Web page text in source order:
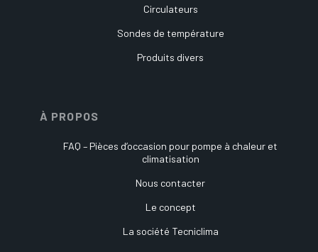
Circulateurs
Sondes de température
Produits divers
À PROPOS
FAQ – Pièces d’occasion pour pompe à chaleur et
climatisation
Nous contacter
Le concept
La société Tecniclima